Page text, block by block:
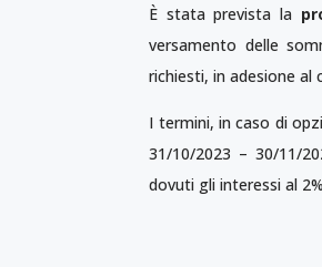
È stata prevista la
versamento delle
richiesti, in adesione al
I termini, in caso di
31/10/2023 – 30/11/
dovuti gli interessi al